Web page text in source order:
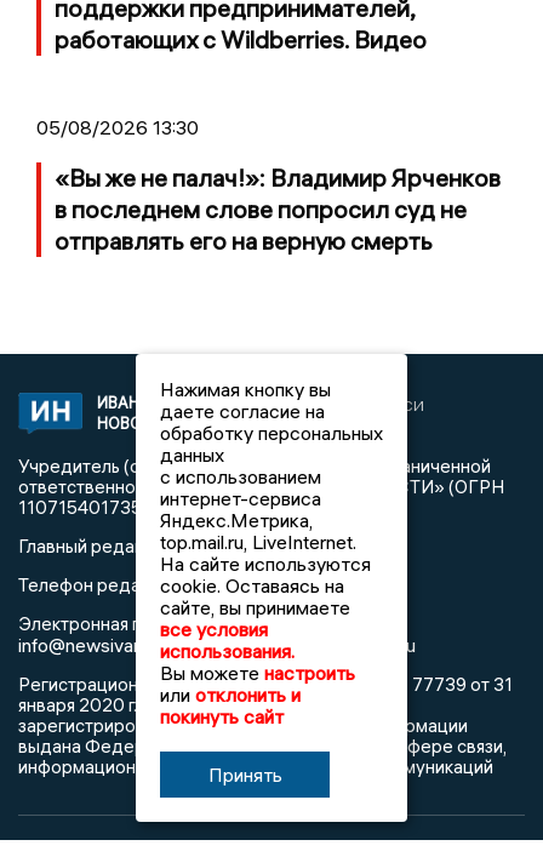
поддержки предпринимателей,
работающих с Wildberries. Видео
05/08/2026 13:30
«Вы же не палач!»: Владимир Ярченков
в последнем слове попросил суд не
отправлять его на верную смерть
ИВАНОВСКИЕ
НОВОСТИ
2020 © NEWSIVANOVO.RU | СИ
«Ивановские новости»
Учредитель (соучредители): Общество с ограниченной
ответственностью «РЕГИОНАЛЬНЫЕ НОВОСТИ» (ОГРН
1107154017354)
Главный редактор: Синева Ю.Д.
Телефон редакции: 8 (4932) 34-60-32
Электронная почта редакции:
info@newsivanovo.ru, reklama@newsivanovo.ru
Регистрационный номер: серия ЭЛ № ФС 77 - 77739 от 31
января 2020 г. согласно выписке из реестра
зарегистрированных средств массовой информации
выдана Федеральной службой по надзору в сфере связи,
информационных технологий и массовых коммуникаций
Нажимая кнопку вы
даете согласие на
обработку персональных
данных
с использованием
интернет-сервиса
Яндекс.Метрика,
top.mail.ru, LiveInternet.
На сайте используются
cookie. Оставаясь на
сайте, вы принимаете
все условия
использования.
Вы можете настроить
или отклонить и
покинуть сайт
Принять